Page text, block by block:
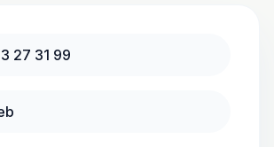
27 31 99